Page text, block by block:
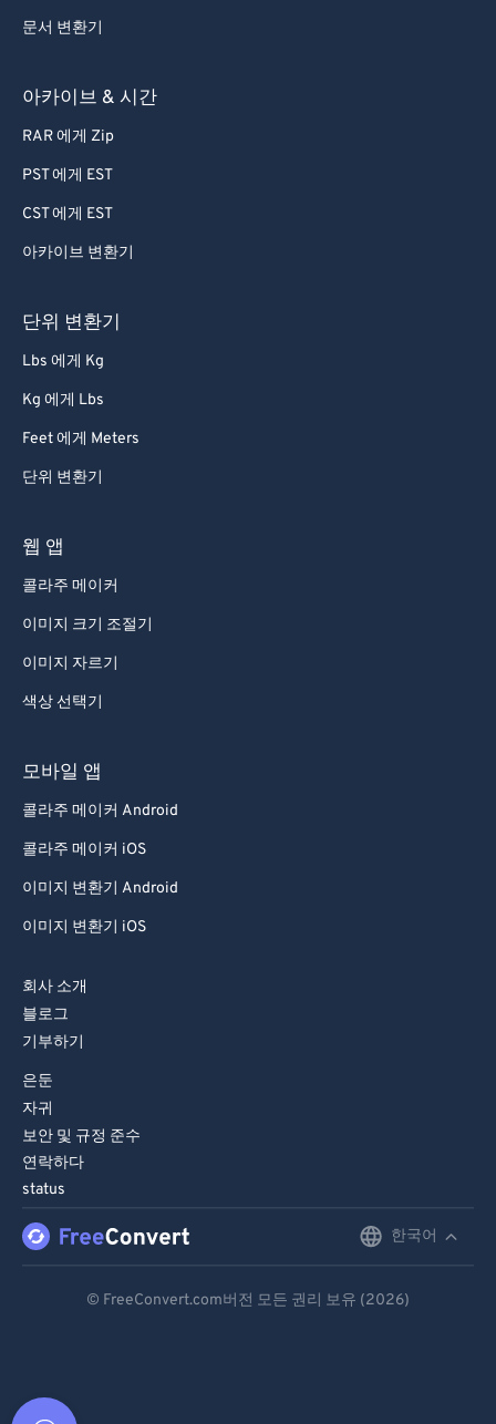
문서 변환기
아카이브 & 시간
RAR 에게 Zip
PST 에게 EST
CST 에게 EST
아카이브 변환기
단위 변환기
Lbs 에게 Kg
Kg 에게 Lbs
Feet 에게 Meters
단위 변환기
웹 앱
콜라주 메이커
이미지 크기 조절기
이미지 자르기
색상 선택기
모바일 앱
콜라주 메이커 Android
콜라주 메이커 iOS
이미지 변환기 Android
이미지 변환기 iOS
회사 소개
블로그
기부하기
은둔
자귀
보안 및 규정 준수
연락하다
status
한국어
© FreeConvert.com버전 모든 권리 보유 (2026)